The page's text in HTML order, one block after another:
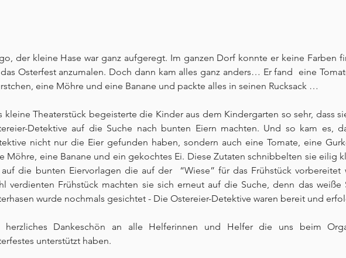
der kleine Hase war ganz aufgeregt. Im ganzen Dorf konnte er keine Farben
Osterfest anzumalen. Doch dann kam alles ganz anders… Er fand  eine
eine Möhre und eine Banane und packte alles in seinen Rucksack …
kleine Theaterstück begeisterte die Kinder aus dem Kindergarten so sehr, dass
Detektive auf die Suche nach bunten Eiern machten. Und so kam es,
nicht nur die Eier gefunden haben, sondern auch eine Tomate, eine
Möhre, eine Banane und ein gekochtes Ei. Diese Zutaten schnibbelten sie eilig
die bunten Eiervorlagen die auf der  “Wiese” für das Frühstück vorbereitet
verdienten Frühstück machten sie sich erneut auf die Suche, denn das weiße
wurde nochmals gesichtet - Die Ostereier-Detektive waren bereit und
herzliches Dankeschön an alle Helferinnen und Helfer die uns beim
unterstützt haben.